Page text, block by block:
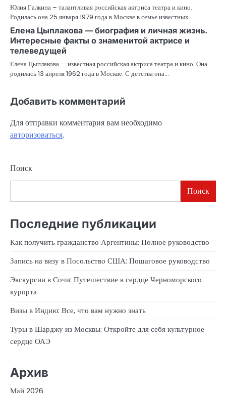
Юлия Галкина – талантливая российская актриса театра и кино.
Родилась она 25 января 1979 года в Москве в семье известных…
Елена Цыплакова — биография и личная жизнь.
Интересные факты о знаменитой актрисе и
телеведущей
Елена Цыплакова — известная российская актриса театра и кино. Она
родилась 13 апреля 1962 года в Москве. С детства она…
Добавить комментарий
Для отправки комментария вам необходимо
авторизоваться.
Поиск
Поиск
Последние публикации
Как получить гражданство Аргентины: Полное руководство
Запись на визу в Посольство США: Пошаговое руководство
Экскурсии в Сочи: Путешествие в сердце Черноморского
курорта
Визы в Индию: Все, что вам нужно знать
Туры в Шарджу из Москвы: Откройте для себя культурное
сердце ОАЭ
Архив
Май 2026